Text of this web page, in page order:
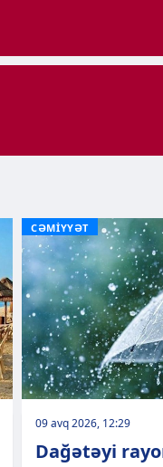
CƏMİYYƏT
09 avq 2026, 12:29
Dağətəyi